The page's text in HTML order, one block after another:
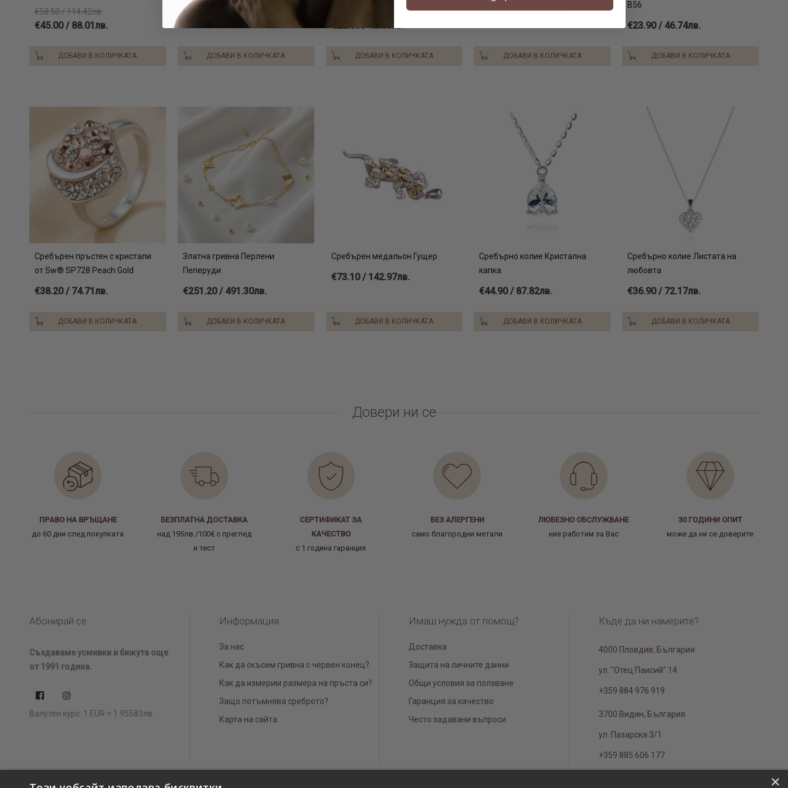
класическо сребро проба 925, и обеците Съвършенство не правят
изключение. В сплавите, с които работим, не присъстват опасни за
помътняване на камъка. Продуктите ни се доставят в луксозна фирмена
опаковка – готови за подаряване.
€58.50 / 114.42лв.
€45.00 / 88.01лв.
ДОБАВИ В КОЛИЧКАТА
€79.70 / 155.88лв.
ДОБАВИ В КОЛИЧКАТА ДОБАВИ В КОЛИЧКАТА
€195.20 / 381.78лв.
ДОБАВИ В КОЛИЧКАТА
В56
€23.90 / 46.74лв.
ДОБАВИ В КОЛИЧКАТА
Сребърен пръстен с кристали
от Sw® SP728 Peach Gold
€38.20 / 74.71лв.
ДОБАВИ В КОЛИЧКАТА
Златна гривна Перлени
Пеперуди
€251.20 / 491.30лв.
ДОБАВИ В КОЛИЧКАТА
Сребърен медальон Гущер
€73.10 / 142.97лв.
ДОБАВИ В КОЛИЧКАТА
Сребърно колие Кристална
капка
€44.90 / 87.82лв.
ДОБАВИ В КОЛИЧКАТА
Сребърно колие Листата на
любовта
€36.90 / 72.17лв.
ДОБАВИ В КОЛИЧКАТА
Довери ни се
ПРАВО НА ВРЪЩАНЕ
до 60 дни след покупката
БЕЗПЛАТНА ДОСТАВКА
над 195лв./100€ с преглед
и тест
СЕРТИФИКАТ ЗА
КАЧЕСТВО
с 1 година гаранция
БЕЗ АЛЕРГЕНИ
само благородни метали
ЛЮБЕЗНО ОБСЛУЖВАНЕ
ние работим за Вас
30 ГОДИНИ ОПИТ
може да ни се доверите
Абонирай се
Създаваме усмивки и бижута още
от 1991 година.
Валутен курс: 1 EUR = 1.95583лв.
Информация
За нас
Как да скъсим гривна с червен конец?
Как да измерим размера на пръста си?
Защо потъмнява среброто?
Карта на сайта
Имаш нужда от помощ?
Доставка
Защита на личните данни
Общи условия за ползване
Гаранция за качество
Често задавани въпроси
Къде да ни намерите?
4000 Пловдив, България
ул. "Отец Паисий" 14
+359 884 976 919
3700 Видин, България
ул. Пазарска 3/1
+359 885 606 177
×